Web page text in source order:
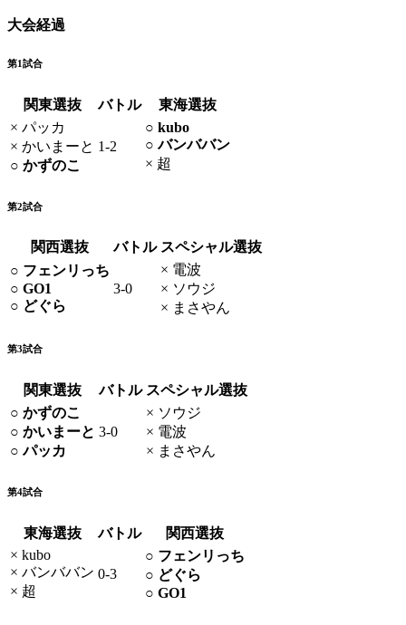
大会経過
第1試合
関東選抜 バトル
東海選抜
× パッカ
× かいまーと
○ かずのこ
1-2
○ kubo
○ バンババン
× 超
第2試合
関西選抜 バトル スペシャル選抜
○ フェンリっち
○ GO1
○ どぐら
3-0
× 電波
× ソウジ
× まさやん
第3試合
関東選抜 バトル スペシャル選抜
○ かずのこ
○ かいまーと
○ パッカ
3-0
× ソウジ
× 電波
× まさやん
第4試合
東海選抜 バトル
関西選抜
× kubo
× バンババン
× 超
0-3
○ フェンリっち
○ どぐら
○ GO1